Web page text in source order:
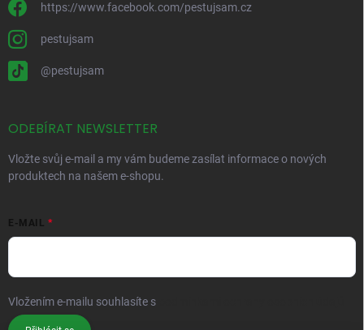
https://www.facebook.com/pestujsam.cz
pestujsam
@pestujsam
ODEBÍRAT NEWSLETTER
Vložte svůj e-mail a my vám budeme zasílat informace o nových
produktech na našem e-shopu.
E-MAIL
Vložením e-mailu souhlasíte s